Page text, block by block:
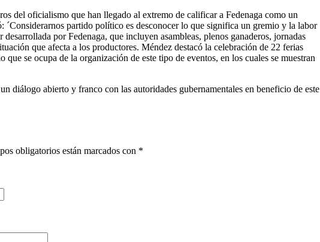
del oficialismo que han llegado al extremo de calificar a Fedenaga como un
partido político es desconocer lo que significa un gremio y la labor
por Fedenaga, que incluyen asambleas, plenos ganaderos, jornadas
que afecta a los productores. Méndez destacó la celebración de 22 ferias
se ocupa de la organización de este tipo de eventos, en los cuales se muestran
diálogo abierto y franco con las autoridades gubernamentales en beneficio de este
obligatorios están marcados con *